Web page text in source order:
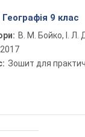
9 клас
В. М. Бойко, І. Л.
2017
Зошит для